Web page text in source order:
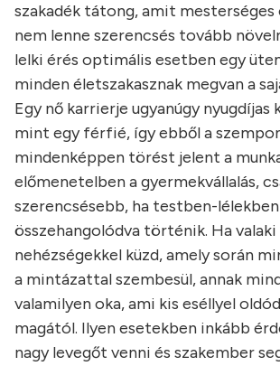
szakadék tátong, amit mesterséges
nem lenne szerencsés tovább
lelki érés optimális esetben egy
minden életszakasznak megvan a
Egy nő karrierje ugyanúgy
mint egy férfié, így ebből a
mindenképpen törést jelent a
előmenetelben a gyermekvállalás,
szerencsésebb, ha testben-lélekben
összehangolódva történik. Ha
nehézségekkel küzd, amely során
a mintázattal szembesül, annak
valamilyen oka, ami kis eséllyel
magától. Ilyen esetekben inkább
nagy levegőt venni és szakember